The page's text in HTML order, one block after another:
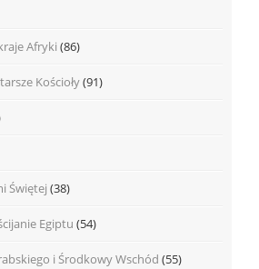
Afryki (86)
Kościoły(91)
Świętej (38)
Egiptu (54)
i Środkowy Wschód (55)